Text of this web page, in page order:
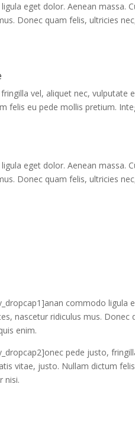
eget dolor. Aenean massa.
Donec quam felis, ultricies
vel, aliquet nec, vulputate
felis eu pede mollis pretium.
eget dolor. Aenean massa.
Donec quam felis, ultricies
commodo ligula
nascetur ridiculus mus.
enim.
pede justo,
vitae, justo. Nullam dictum
nisi.